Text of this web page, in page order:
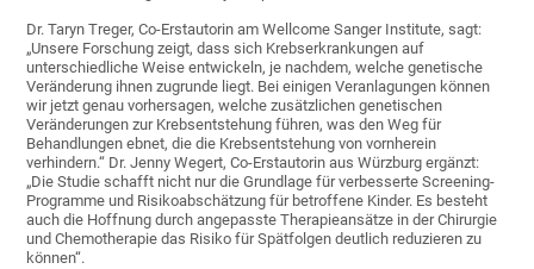
Dr. Taryn Treger, Co-Erstautorin am Wellcome Sanger Institute, sagt:
„Unsere Forschung zeigt, dass sich Krebserkrankungen auf
unterschiedliche Weise entwickeln, je nachdem, welche genetische
Veränderung ihnen zugrunde liegt. Bei einigen Veranlagungen können
wir jetzt genau vorhersagen, welche zusätzlichen genetischen
Veränderungen zur Krebsentstehung führen, was den Weg für
Behandlungen ebnet, die die Krebsentstehung von vornherein
verhindern.“ Dr. Jenny Wegert, Co-Erstautorin aus Würzburg ergänzt:
„Die Studie schafft nicht nur die Grundlage für verbesserte Screening-
Programme und Risikoabschätzung für betroffene Kinder. Es besteht
auch die Hoffnung durch angepasste Therapieansätze in der Chirurgie
und Chemotherapie das Risiko für Spätfolgen deutlich reduzieren zu
können“.